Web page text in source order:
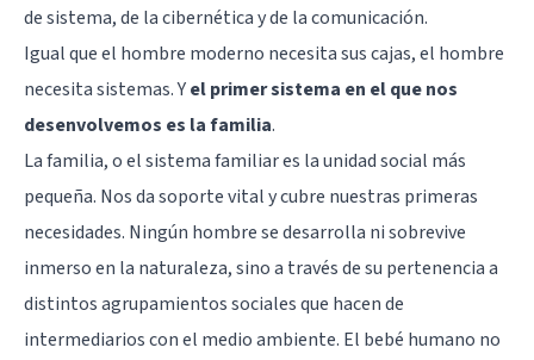
de sistema, de la cibernética y de la comunicación.
Igual que el hombre moderno necesita sus cajas, el hombre
necesita sistemas. Yel primer sistema en el que nos
desenvolvemos es la familia.
Lafamilia, o el sistema familiar es la unidad social más
pequeña. Nos da soporte vital y cubre nuestras primeras
necesidades. Ningún hombre se desarrolla ni sobrevive
inmerso en la naturaleza, sino a través de su pertenencia a
distintos agrupamientos sociales que hacen de
intermediarios con el medio ambiente. El bebé humano no